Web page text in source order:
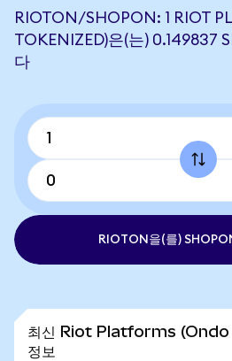
RIOTON/SHOPON: 1 RIOT
TOKENIZED)은(는) 0.149837
다
RIOTON을(를)
최신 Riot Platforms (Ondo
정보